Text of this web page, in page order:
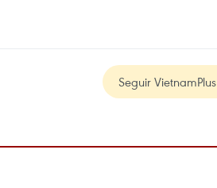
Seguir VietnamPlus